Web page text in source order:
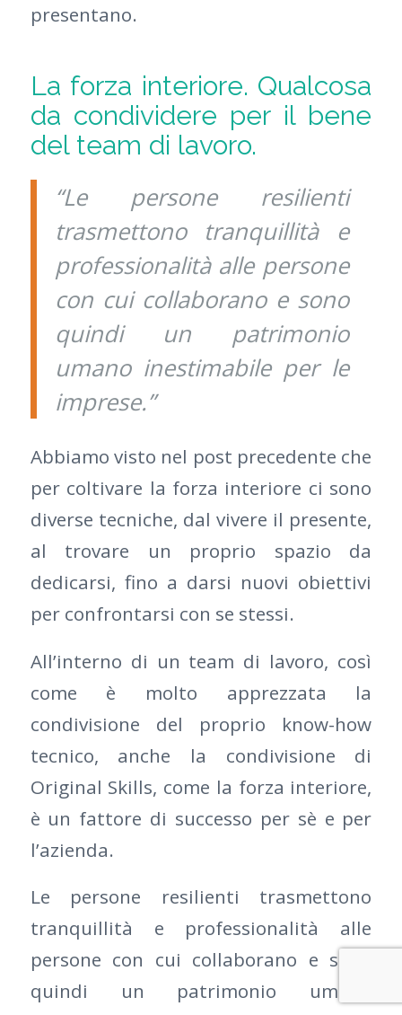
presentano.
La forza interiore. Qualcosa
da condividere per il bene
del team di lavoro.
“Le persone resilienti
trasmettono tranquillità e
professionalità alle persone
con cui collaborano e sono
quindi un patrimonio
umano inestimabile per le
imprese.”
Abbiamo visto nel post precedente che
per coltivare la forza interiore ci sono
diverse tecniche, dal vivere il presente,
al trovare un proprio spazio da
dedicarsi, fino a darsi nuovi obiettivi
per confrontarsi con se stessi.
All’interno di un team di lavoro, così
come è molto apprezzata la
condivisione del proprio know-how
tecnico, anche la condivisione di
Original Skills, come la forza interiore,
è un fattore di successo per sè e per
l’azienda.
Le persone resilienti trasmettono
tranquillità e professionalità alle
persone con cui collaborano e sono
quindi un patrimonio umano